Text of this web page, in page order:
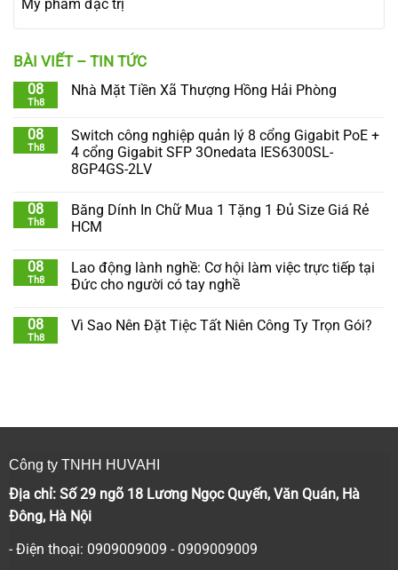
Mỹ phẩm đặc trị
BÀI VIẾT – TIN TỨC
08
Th8
Nhà Mặt Tiền Xã Thượng Hồng Hải Phòng
08
Th8
Switch công nghiệp quản lý 8 cổng Gigabit PoE +
4 cổng Gigabit SFP 3Onedata IES6300SL-
8GP4GS-2LV
08
Th8
Băng Dính In Chữ Mua 1 Tặng 1 Đủ Size Giá Rẻ
HCM
08
Th8
Lao động lành nghề: Cơ hội làm việc trực tiếp tại
Đức cho người có tay nghề
08
Th8
Vì Sao Nên Đặt Tiệc Tất Niên Công Ty Trọn Gói?
Công ty TNHH HUVAHI
Địa chỉ: Số 29 ngõ 18 Lương Ngọc Quyến, Văn Quán, Hà
Đông, Hà Nội
- Điện thoại: 0909009009 - 0909009009